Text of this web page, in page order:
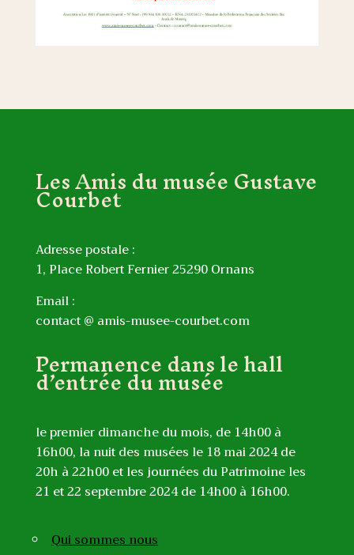
Les Amis du musée Gustave
Courbet
Adresse postale :
1, Place Robert Fernier 25290 Ornans
Email :
contact @ amis-musee-courbet.com
Permanence dans le hall
d’entrée du musée
le premier dimanche du mois, de 14h00 à
16h00, la nuit des musées le 18 mai 2024 de
20h à 22h00 et les journées du Patrimoine les
21 et 22 septembre 2024 de 14h00 à 16h00.
Qui sommes nous